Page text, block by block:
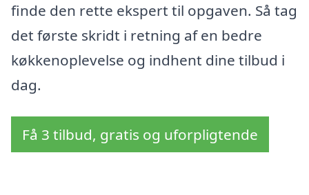
finde den rette ekspert til opgaven. Så tag
det første skridt i retning af en bedre
køkkenoplevelse og indhent dine tilbud i
dag.
Få 3 tilbud, gratis og uforpligtende